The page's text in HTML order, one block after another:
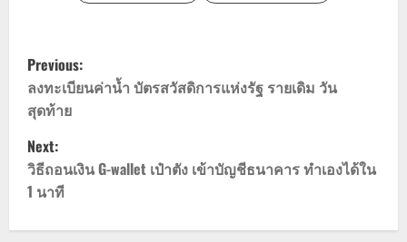
P
o
s
t
n
Previous:
ลงทะเบียนค่าน้ำ บัตรสวัสดิการแห่งรัฐ รายเดิม วัน
สุดท้าย
Next:
วิธีถอนเงิน G-wallet เป๋าตัง เข้าบัญชีธนาคาร ทำเองได้ใน
1 นาที